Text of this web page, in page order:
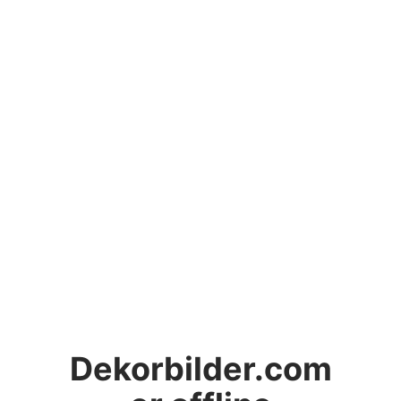
Dekorbilder.com